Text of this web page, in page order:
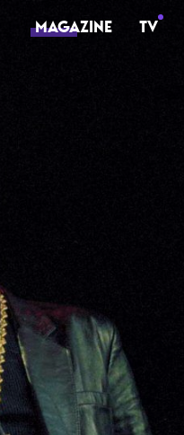
MAGAZINE TV